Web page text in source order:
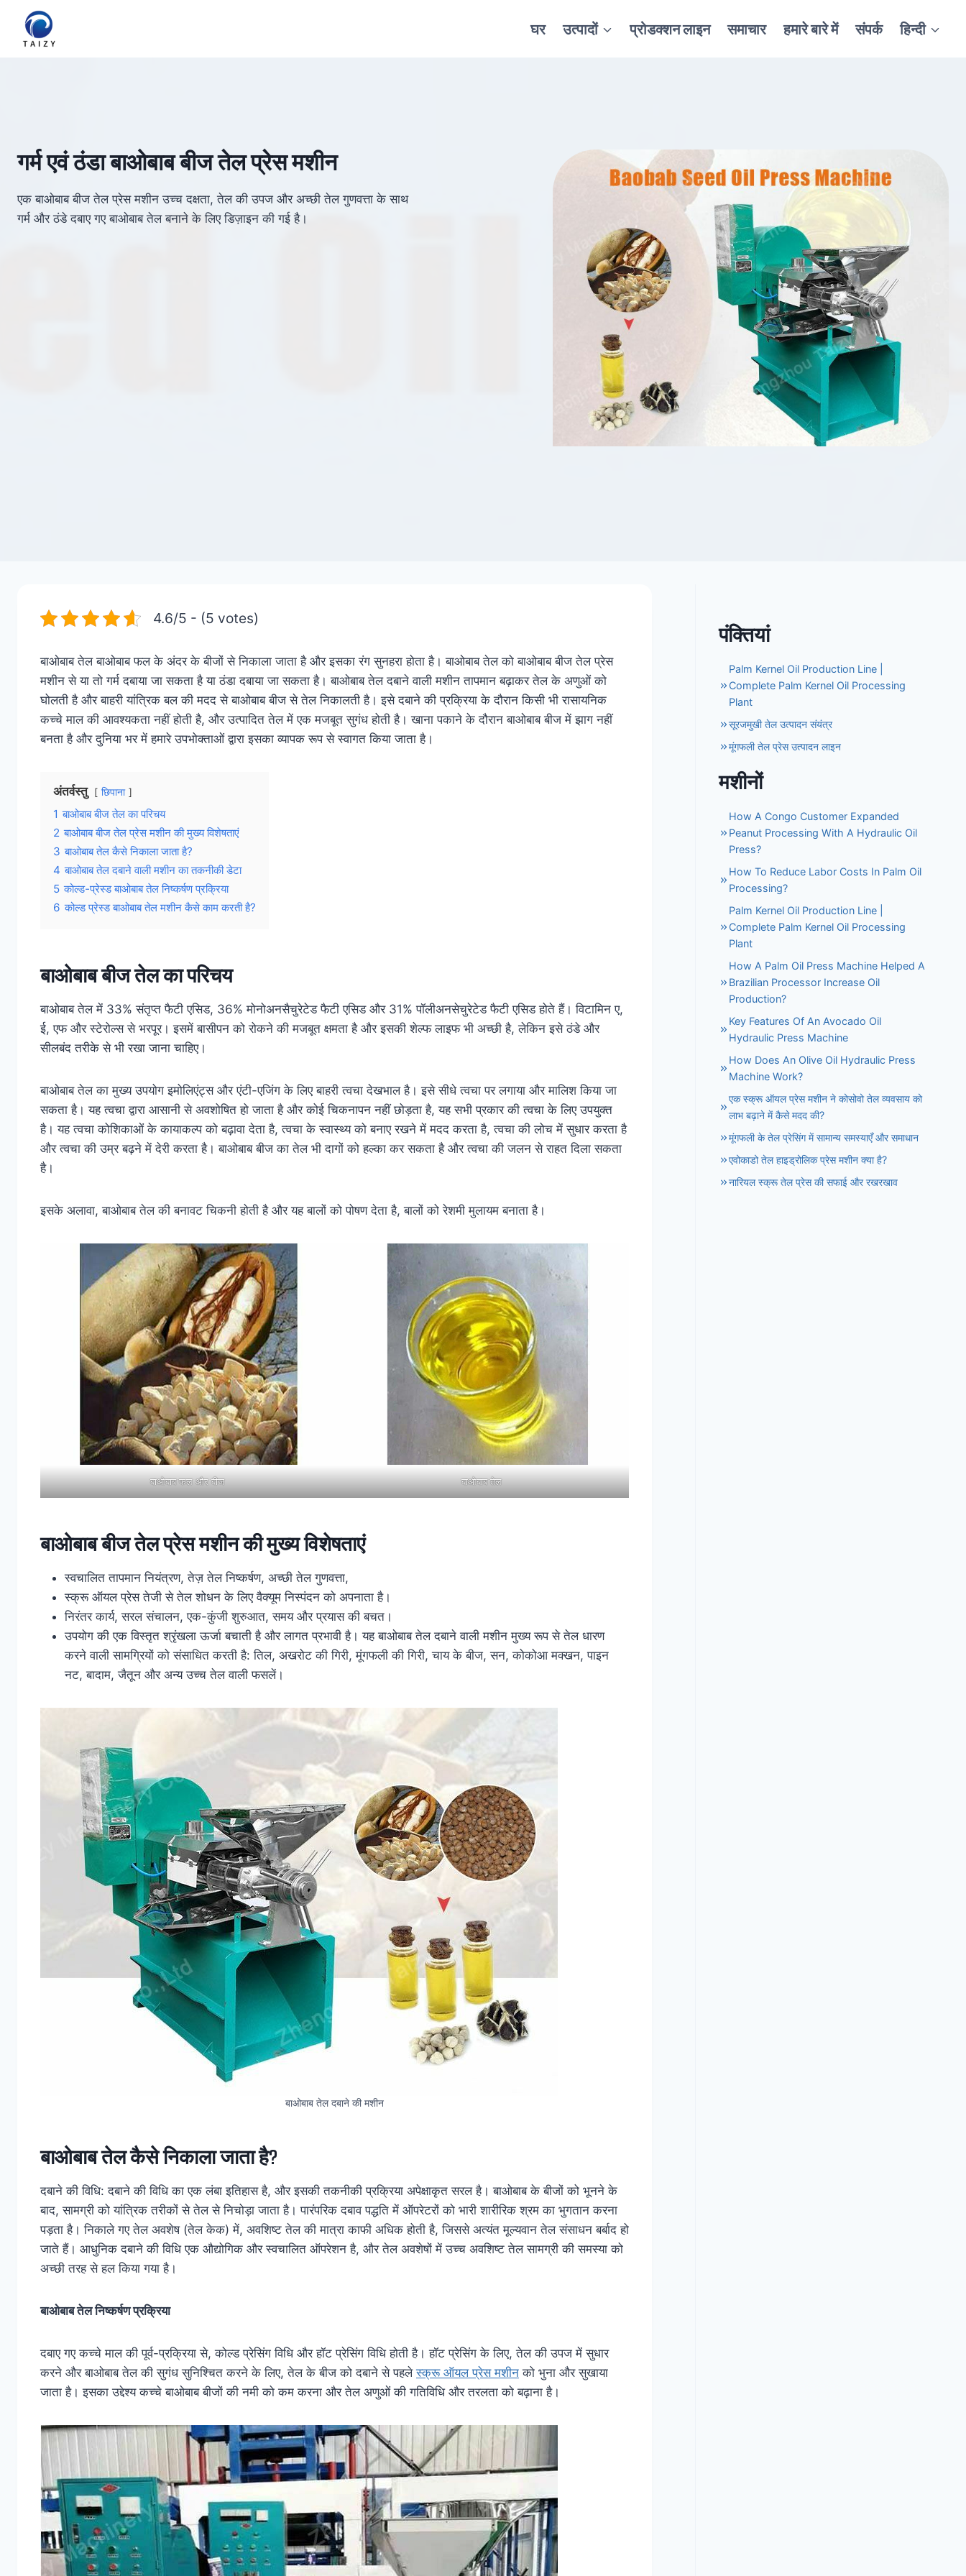
content
घर उत्पादों प्रोडक्शन लाइन समाचार हमारे बारे में संपर्क हिन्दी
गर्म एवं ठंडा बाओबाब बीज तेल प्रेस मशीन
एक बाओबाब बीज तेल प्रेस मशीन उच्च दक्षता, तेल की उपज और अच्छी तेल गुणवत्ता के साथ
गर्म और ठंडे दबाए गए बाओबाब तेल बनाने के लिए डिज़ाइन की गई है।
4.6/5 - (5 votes)
बाओबाब तेल बाओबाब फल के अंदर के बीजों से निकाला जाता है और इसका रंग सुनहरा होता है। बाओबाब तेल को बाओबाब बीज तेल प्रेस
मशीन से या तो गर्म दबाया जा सकता है या ठंडा दबाया जा सकता है। बाओबाब तेल दबाने वाली मशीन तापमान बढ़ाकर तेल के अणुओं को
घोलती है और बाहरी यांत्रिक बल की मदद से बाओबाब बीज से तेल निकालती है। इसे दबाने की प्रक्रिया के दौरान किसी भी रासायनिक
कच्चे माल की आवश्यकता नहीं होती है, और उत्पादित तेल में एक मजबूत सुगंध होती है। खाना पकाने के दौरान बाओबाब बीज में झाग नहीं
बनता है और दुनिया भर में हमारे उपभोक्ताओं द्वारा इसका व्यापक रूप से स्वागत किया जाता है।
अंतर्वस्तु छिपाना
1 बाओबाब बीज तेल का परिचय
2 बाओबाब बीज तेल प्रेस मशीन की मुख्य विशेषताएं
3 बाओबाब तेल कैसे निकाला जाता है?
4 बाओबाब तेल दबाने वाली मशीन का तकनीकी डेटा
5 कोल्ड-प्रेस्ड बाओबाब तेल निष्कर्षण प्रक्रिया
6 कोल्ड प्रेस्ड बाओबाब तेल मशीन कैसे काम करती है?
बाओबाब बीज तेल का परिचय
बाओबाब तेल में 33% संतृप्त फैटी एसिड, 36% मोनोअनसैचुरेटेड फैटी एसिड और 31% पॉलीअनसेचुरेटेड फैटी एसिड होते हैं। विटामिन ए,
ई, एफ और स्टेरोल्स से भरपूर। इसमें बासीपन को रोकने की मजबूत क्षमता है और इसकी शेल्फ लाइफ भी अच्छी है, लेकिन इसे ठंडे और
सीलबंद तरीके से भी रखा जाना चाहिए।
बाओबाब तेल का मुख्य उपयोग इमोलिएंट्स और एंटी-एजिंग के लिए बाहरी त्वचा देखभाल है। इसे सीधे त्वचा पर लगाया और मालिश किया जा
सकता है। यह त्वचा द्वारा आसानी से अवशोषित हो जाता है और कोई चिकनापन नहीं छोड़ता है, यह सभी प्रकार की त्वचा के लिए उपयुक्त
है। यह त्वचा कोशिकाओं के कायाकल्प को बढ़ावा देता है, त्वचा के स्वास्थ्य को बनाए रखने में मदद करता है, त्वचा की लोच में सुधार करता है
और त्वचा की उम्र बढ़ने में देरी करता है। बाओबाब बीज का तेल भी दागों को हल्का कर सकता है और त्वचा की जलन से राहत दिला सकता
है।
इसके अलावा, बाओबाब तेल की बनावट चिकनी होती है और यह बालों को पोषण देता है, बालों को रेशमी मुलायम बनाता है।
बाओबाब फल और बीज बाओबाब तेल
बाओबाब बीज तेल प्रेस मशीन की मुख्य विशेषताएं
स्वचालित तापमान नियंत्रण, तेज़ तेल निष्कर्षण, अच्छी तेल गुणवत्ता,
स्क्रू ऑयल प्रेस तेजी से तेल शोधन के लिए वैक्यूम निस्पंदन को अपनाता है।
निरंतर कार्य, सरल संचालन, एक-कुंजी शुरुआत, समय और प्रयास की बचत।
उपयोग की एक विस्तृत श्रृंखला ऊर्जा बचाती है और लागत प्रभावी है। यह बाओबाब तेल दबाने वाली मशीन मुख्य रूप से तेल धारण
करने वाली सामग्रियों को संसाधित करती है: तिल, अखरोट की गिरी, मूंगफली की गिरी, चाय के बीज, सन, कोकोआ मक्खन, पाइन
नट, बादाम, जैतून और अन्य उच्च तेल वाली फसलें।
बाओबाब तेल दबाने की मशीन
बाओबाब तेल कैसे निकाला जाता है?
दबाने की विधि: दबाने की विधि का एक लंबा इतिहास है, और इसकी तकनीकी प्रक्रिया अपेक्षाकृत सरल है। बाओबाब के बीजों को भूनने के
बाद, सामग्री को यांत्रिक तरीकों से तेल से निचोड़ा जाता है। पारंपरिक दबाव पद्धति में ऑपरेटरों को भारी शारीरिक श्रम का भुगतान करना
पड़ता है। निकाले गए तेल अवशेष (तेल केक) में, अवशिष्ट तेल की मात्रा काफी अधिक होती है, जिससे अत्यंत मूल्यवान तेल संसाधन बर्बाद हो
जाते हैं। आधुनिक दबाने की विधि एक औद्योगिक और स्वचालित ऑपरेशन है, और तेल अवशेषों में उच्च अवशिष्ट तेल सामग्री की समस्या को
अच्छी तरह से हल किया गया है।
बाओबाब तेल निष्कर्षण प्रक्रिया
दबाए गए कच्चे माल की पूर्व-प्रक्रिया से, कोल्ड प्रेसिंग विधि और हॉट प्रेसिंग विधि होती है। हॉट प्रेसिंग के लिए, तेल की उपज में सुधार
करने और बाओबाब तेल की सुगंध सुनिश्चित करने के लिए, तेल के बीज को दबाने से पहलेस्क्रू ऑयल प्रेस मशीन को भुना और सुखाया
जाता है। इसका उद्देश्य कच्चे बाओबाब बीजों की नमी को कम करना और तेल अणुओं की गतिविधि और तरलता को बढ़ाना है।
पंक्तियां
Palm Kernel Oil Production Line |
Complete Palm Kernel Oil Processing
Plant
सूरजमुखी तेल उत्पादन संयंत्र
मूंगफली तेल प्रेस उत्पादन लाइन
मशीनों
How A Congo Customer Expanded
Peanut Processing With A Hydraulic Oil
Press?
How To Reduce Labor Costs In Palm Oil
Processing?
Palm Kernel Oil Production Line |
Complete Palm Kernel Oil Processing
Plant
How A Palm Oil Press Machine Helped A
Brazilian Processor Increase Oil
Production?
Key Features Of An Avocado Oil
Hydraulic Press Machine
How Does An Olive Oil Hydraulic Press
Machine Work?
एक स्क्रू ऑयल प्रेस मशीन ने कोसोवो तेल व्यवसाय को
लाभ बढ़ाने में कैसे मदद की?
मूंगफली के तेल प्रेसिंग में सामान्य समस्याएँ और समाधान
एवोकाडो तेल हाइड्रोलिक प्रेस मशीन क्या है?
नारियल स्क्रू तेल प्रेस की सफाई और रखरखाव